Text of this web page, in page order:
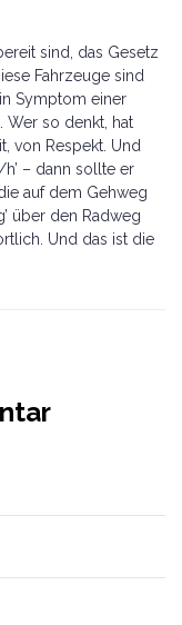
sind, das Gesetz
Fahrzeuge sind
Symptom einer
Wer so denkt, hat
von Respekt. Und
– dann sollte er
auf dem Gehweg
über den Radweg
Und das ist die